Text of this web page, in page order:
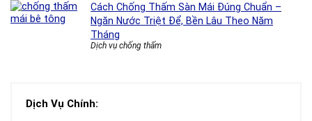
Cách Chống Thấm Sàn Mái Đúng Chuẩn –
Ngăn Nước Triệt Để, Bền Lâu Theo Năm
Tháng
Dịch vụ chống thấm
Dịch Vụ Chính: